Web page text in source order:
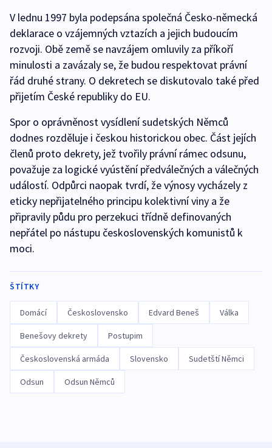
V lednu 1997 byla podepsána společná Česko-německá
deklarace o vzájemných vztazích a jejich budoucím
rozvoji. Obě země se navzájem omluvily za příkoří
minulosti a zavázaly se, že budou respektovat právní
řád druhé strany. O dekretech se diskutovalo také před
přijetím České republiky do EU.
Spor o oprávněnost vysídlení sudetských Němců
dodnes rozděluje i českou historickou obec. Část jejích
členů proto dekrety, jež tvořily právní rámec odsunu,
považuje za logické vyústění předválečných a válečných
událostí. Odpůrci naopak tvrdí, že výnosy vycházely z
eticky nepřijatelného principu kolektivní viny a že
připravily půdu pro perzekuci třídně definovaných
nepřátel po nástupu československých komunistů k
moci.
ŠTÍTKY
Domácí Československo Edvard Beneš Válka
Benešovy dekrety Postupim
Československá armáda Slovensko Sudetští Němci
Odsun Odsun Němců